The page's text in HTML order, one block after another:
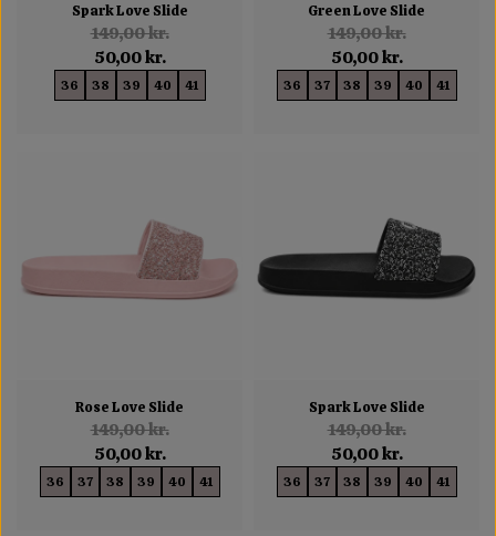
Spark Love Slide
149,00 kr.
50,00 kr.
36 38 39 40 41
Green Love Slide
149,00 kr.
50,00 kr.
36 37 38 39 40 41
Rose Love Slide
149,00 kr.
50,00 kr.
36 37 38 39 40 41
Spark Love Slide
149,00 kr.
50,00 kr.
36 37 38 39 40 41